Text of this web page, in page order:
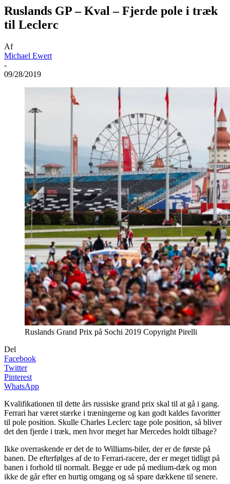
Ruslands GP – Kval – Fjerde pole i træk
til Leclerc
Af
Michael Ewert
-
09/28/2019
Ruslands Grand Prix på Sochi 2019 Copyright Pirelli
Del
Facebook
Twitter
Pinterest
WhatsApp
Kvalifikationen til dette års russiske grand prix skal til at gå i gang.
Ferrari har været stærke i træningerne og kan godt kaldes favoritter
til pole position. Skulle Charles Leclerc tage pole position, så bliver
det den fjerde i træk, men hvor meget har Mercedes holdt tilbage?
Ikke overraskende er det de to Williams-biler, der er de første på
banen. De efterfølges af de to Ferrari-racere, der er meget tidligt på
banen i forhold til normalt. Begge er ude på medium-dæk og mon
ikke de går efter en hurtig omgang og så spare dækkene til senere.